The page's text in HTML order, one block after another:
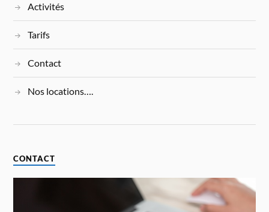
Activités
Tarifs
Contact
Nos locations….
CONTACT